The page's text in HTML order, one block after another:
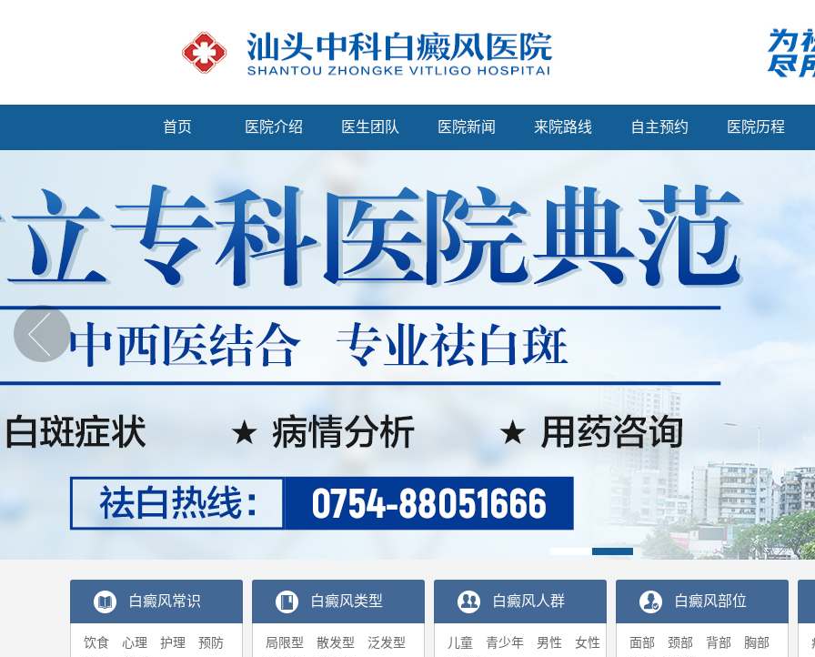
首页 医院介绍 医生团队 医院新闻 来院路线 自主预约 医院历程
白癜风常识
饮食 心理 护理
预防
白癜风类型
局限型 散发型
泛发型
白癜风人群
儿童 青少年 男性
女性
白癜风部位
面部 颈部 背部
胸部